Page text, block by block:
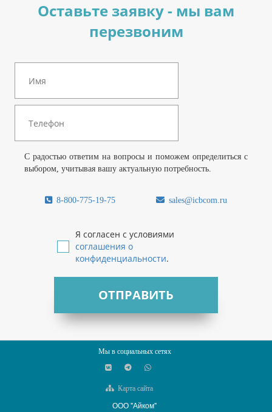
Оставьте заявку - мы вам
перезвоним
С радостью ответим на вопросы и поможем определиться с
выбором, учитывая вашу актуальную потребность.
8-800-775-19-75 sales@icbcom.ru
Я согласен с условиями
соглашения о
конфиденциальности.
ОТПРАВИТЬ
Мы в социальных сетях
Карта сайта
ООО "Айком"